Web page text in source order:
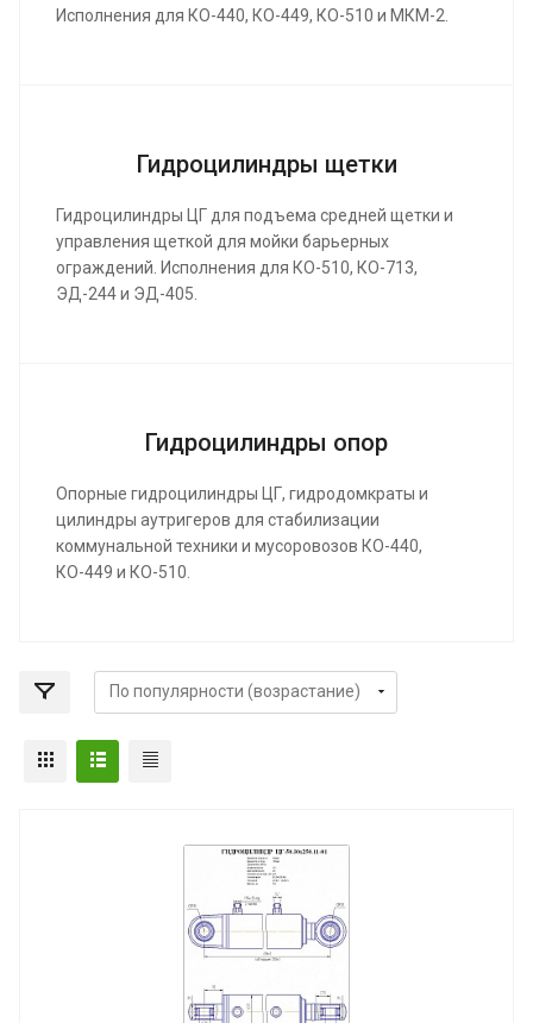
Исполнения для КО-440, КО-449, КО-510 и МКМ-2.
Гидроцилиндры щетки
Гидроцилиндры ЦГ для подъема средней щетки и
управления щеткой для мойки барьерных
ограждений. Исполнения для КО-510, КО-713,
ЭД-244 и ЭД-405.
Гидроцилиндры опор
Опорные гидроцилиндры ЦГ, гидродомкраты и
цилиндры аутригеров для стабилизации
коммунальной техники и мусоровозов КО-440,
КО-449 и КО-510.